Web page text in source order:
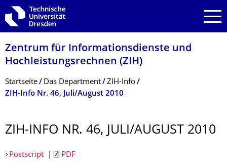
Zur Hauptnavigation springen
Zur Suche springen
Zum Inhalt springen
Zentrum für Informations­dienste und
Hochleistungs­rechnen (ZIH)
Breadcrumb-Menü
Startseite Das Department
ZIH-Info
ZIH-Info Nr. 46, Juli/August 2010
ZIH-INFO NR. 46, JULI/AUGUST 2010
Postscript| PDF